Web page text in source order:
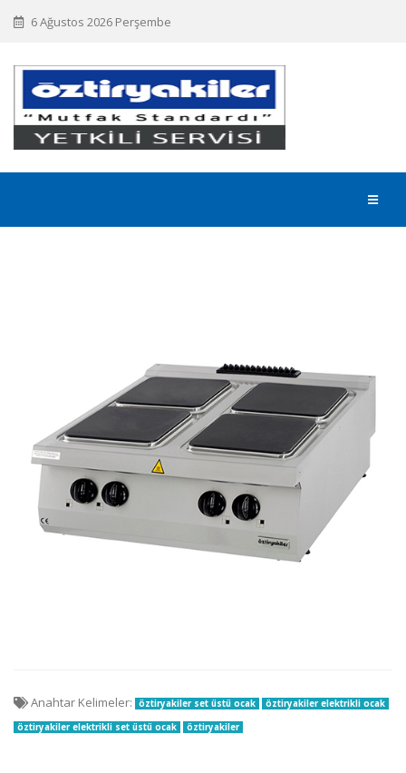
6 Ağustos 2026 Perşembe
Anahtar Kelimeler: öztiryakiler set üstü ocak
öztiryakiler elektrikli ocak
öztiryakiler elektrikli set üstü ocak
öztiryakiler